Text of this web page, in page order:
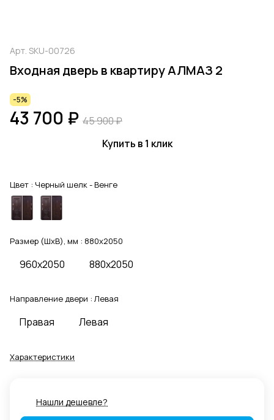
Арт. SKU-00726
Входная дверь в квартиру АЛМАЗ 2
-5%
43 700 ₽ 45 900 ₽
Купить в 1 клик
Цвет : Черный шелк - Венге
Размер (ШхВ), мм : 880x2050
960x2050 880x2050
Направление двери : Левая
Правая Левая
Характеристики
Нашли дешевле?